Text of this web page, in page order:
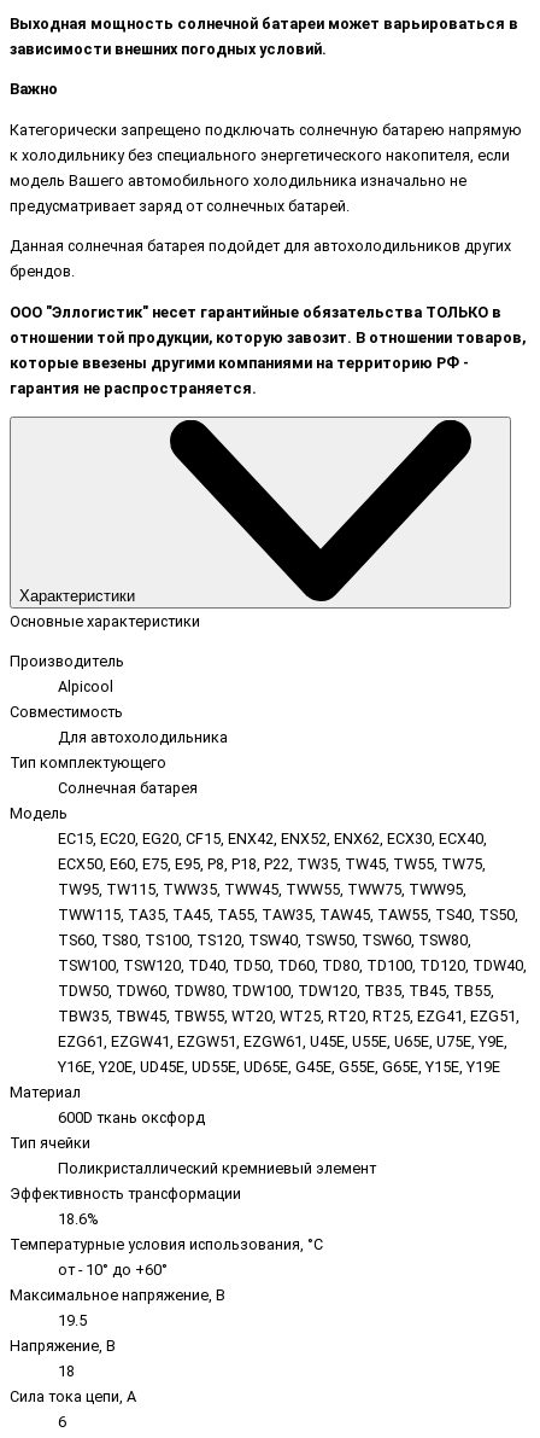
Выходная мощность солнечной батареи может варьироваться в
зависимости внешних погодных условий.
Важно
Категорически запрещено подключать солнечную батарею напрямую
к холодильнику без специального энергетического накопителя, если
модель Вашего автомобильного холодильника изначально не
предусматривает заряд от солнечных батарей.
Данная солнечная батарея подойдет для автохолодильников других
брендов.
ООО "Эллогистик" несет гарантийные обязательства ТОЛЬКО в
отношении той продукции, которую завозит. В отношении товаров,
которые ввезены другими компаниями на территорию РФ -
гарантия не распространяется.
Характеристики
Основные характеристики
Производитель
Alpicool
Совместимость
Для автохолодильника
Тип комплектующего
Солнечная батарея
Модель
EC15, EC20, EG20, CF15, ENX42, ENX52, ENX62, ECX30, ECX40,
ECX50, E60, E75, E95, P8, P18, P22, TW35, TW45, TW55, TW75,
TW95, TW115, TWW35, TWW45, TWW55, TWW75, TWW95,
TWW115, TA35, TA45, TA55, TAW35, TAW45, TAW55, TS40, TS50,
TS60, TS80, TS100, TS120, TSW40, TSW50, TSW60, TSW80,
TSW100, TSW120, TD40, TD50, TD60, TD80, TD100, TD120, TDW40,
TDW50, TDW60, TDW80, TDW100, TDW120, TB35, TB45, TB55,
TBW35, TBW45, TBW55, WT20, WT25, RT20, RT25, EZG41, EZG51,
EZG61, EZGW41, EZGW51, EZGW61, U45E, U55E, U65E, U75E, Y9E,
Y16E, Y20E, UD45E, UD55E, UD65E, G45E, G55E, G65E, Y15E, Y19E
Материал
600D ткань оксфорд
Тип ячейки
Поликристаллический кремниевый элемент
Эффективность трансформации
18.6%
Температурные условия использования, °C
от - 10° до +60°
Максимальное напряжение, В
19.5
Напряжение, В
18
Сила тока цепи, А
6